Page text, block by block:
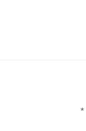
*